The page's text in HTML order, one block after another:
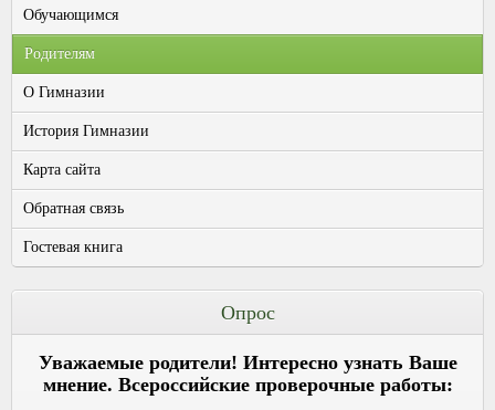
Обучающимся
Родителям
О Гимназии
История Гимназии
Карта сайта
Обратная связь
Гостевая книга
Опрос
Уважаемые родители! Интересно узнать Ваше
мнение. Всероссийские проверочные работы: